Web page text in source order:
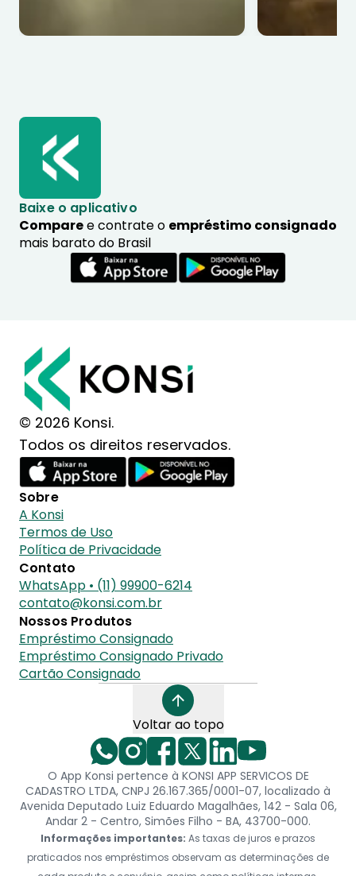
Baixe o aplicativo
Comparee contrate o empréstimo consignado
mais barato do Brasil
© 2026 Konsi.
Todos os direitos reservados.
Sobre
A Konsi
Termos de Uso
Política de Privacidade
Contato
WhatsApp • (11) 99900-6214
contato@konsi.com.br
Nossos Produtos
Empréstimo Consignado
Empréstimo Consignado Privado
Cartão Consignado
Voltar ao topo
O App Konsi pertence à KONSI APP SERVICOS DE
CADASTRO LTDA, CNPJ 26.167.365/0001-07, localizado à
Avenida Deputado Luiz Eduardo Magalhães, 142 - Sala 06,
Andar 2 - Centro, Simões Filho - BA, 43700-000.
Informações importantes: As taxas de juros e prazos
praticados nos empréstimos observam as determinações de